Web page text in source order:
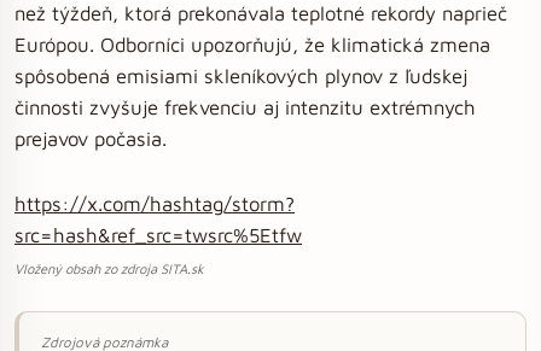
než týždeň, ktorá prekonávala teplotné rekordy naprieč
Európou. Odborníci upozorňujú, že klimatická zmena
spôsobená emisiami skleníkových plynov z ľudskej
činnosti zvyšuje frekvenciu aj intenzitu extrémnych
prejavov počasia.
https://x.com/hashtag/storm?
src=hash&ref_src=twsrc%5Etfw
Vložený obsah zo zdroja SITA.sk
Zdrojová poznámka